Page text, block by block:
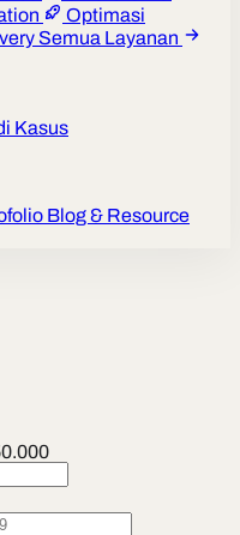
Optimasi
Semua Layanan
Kasus
Blog & Resource